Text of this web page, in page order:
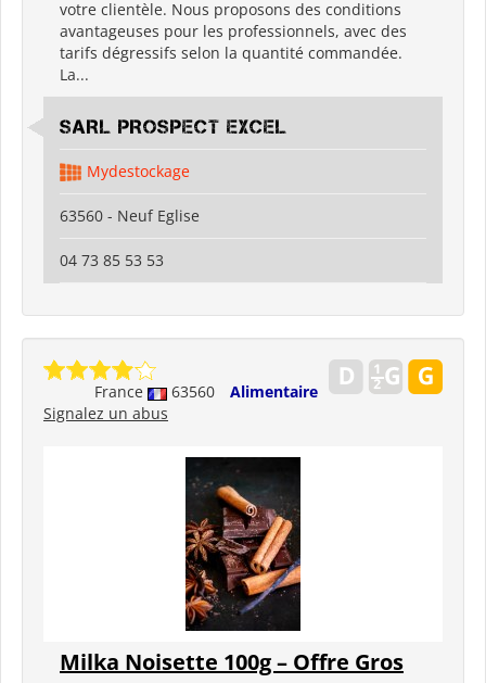
votre clientèle. Nous proposons des conditions
avantageuses pour les professionnels, avec des
tarifs dégressifs selon la quantité commandée.
La...
SARL PROSPECT EXCEL
Mydestockage
63560 - Neuf Eglise
04 73 85 53 53
France 63560
Alimentaire
Signalez un abus
Milka Noisette 100g – Offre Gros